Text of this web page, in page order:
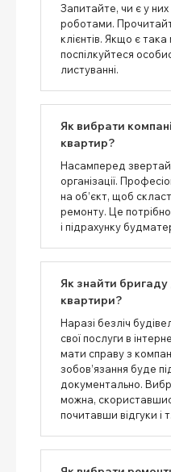
Запитайте, чи є у
роботами.
клієнтів. Якщо є така
поспілкуйтеся
листуванні.
Як вибрати
квартир?
Насамперед
організації.
на об’єкт, щоб
ремонту. Це
і підрахунку
Як знайти
квартири?
Наразі безліч
свої послуги в
мати справу з
зобов’язання буде
документально.
можна,
почитавши відгуки і